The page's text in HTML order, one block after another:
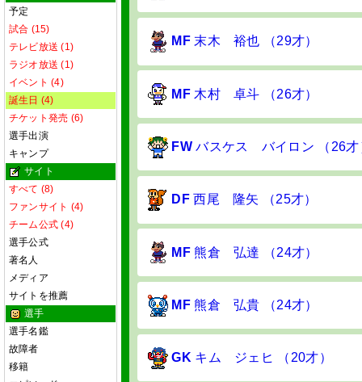
予定
試合 (15)
テレビ放送 (1)
ラジオ放送 (1)
イベント (4)
誕生日 (4)
チケット発売 (6)
選手出演
キャンプ
サイト
すべて (8)
ファンサイト (4)
チーム公式 (4)
選手公式
著名人
メディア
サイトを推薦
選手
選手名鑑
故障者
移籍
MF末木 裕也 （29才）
MF木村 卓斗 （26才）
FWバスケス バイロン （26才
DF西尾 隆矢 （25才）
MF熊倉 弘達 （24才）
MF熊倉 弘貴 （24才）
GK キム ジェヒ （20才）